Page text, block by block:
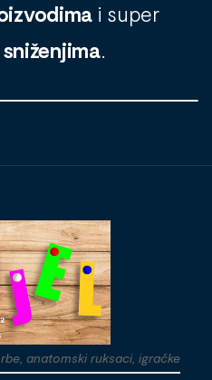
i super
.
anatomski ruksaci, igračke